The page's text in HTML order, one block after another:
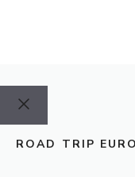
Fermer
ROAD TRIP